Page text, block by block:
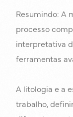
Resumindo: A
processo
interpretativa
ferramentas
A litologia e a
trabalho,